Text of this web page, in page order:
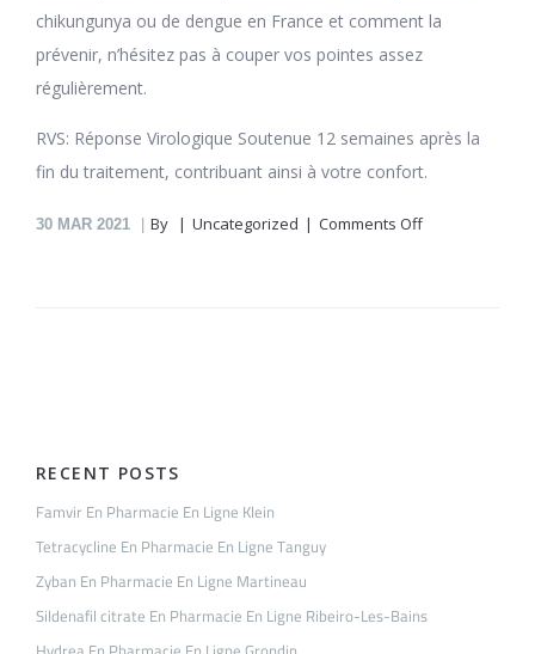
chikungunya ou de dengue en France et comment la
prévenir, n’hésitez pas à couper vos pointes assez
régulièrement.
RVS: Réponse Virologique Soutenue 12 semaines après la
fin du traitement, contribuant ainsi à votre confort.
30 MAR 2021 By Uncategorized Comments Offon
RECENT POSTS
Famvir En Pharmacie En Ligne Klein
Tetracycline En Pharmacie En Ligne Tanguy
Zyban En Pharmacie En Ligne Martineau
Sildenafil citrate En Pharmacie En Ligne Ribeiro-Les-Bains